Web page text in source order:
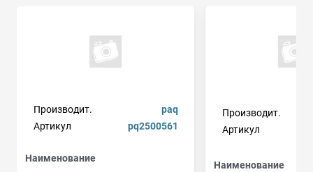
Производит.
paq
Артикул
pq2500561
Наименование
Производит.
Артикул
Наименование